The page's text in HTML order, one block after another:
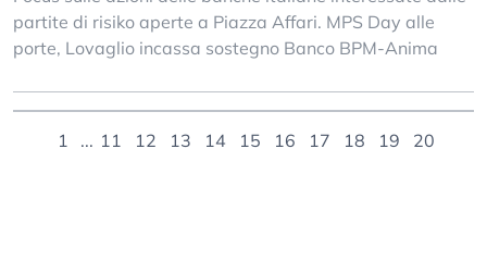
partite di risiko aperte a Piazza Affari. MPS Day alle
porte, Lovaglio incassa sostegno Banco BPM-Anima
1 ... 11 12 13 14 15 16 17 18 19 20